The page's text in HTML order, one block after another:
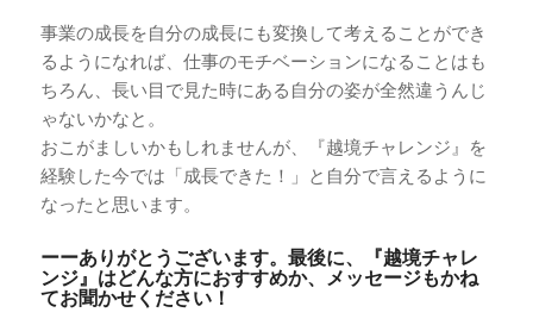
事業の成長を自分の成長にも変換して考えることができ
るようになれば、仕事のモチベーションになることはも
ちろん、長い目で見た時にある自分の姿が全然違うんじ
ゃないかなと。
おこがましいかもしれませんが、『越境チャレンジ』を
経験した今では「成長できた！」と自分で言えるように
なったと思います。
ーーありがとうございます。最後に、『越境チャレ
ンジ』はどんな方におすすめか、メッセージもかね
てお聞かせください！